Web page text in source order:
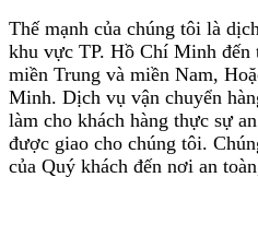
Thế mạnh của chúng tôi là
khu vực TP. Hồ Chí Minh đến
miền Trung và miền Nam,
Minh. Dịch vụ vận chuyển
làm cho khách hàng thực sự
được giao cho chúng tôi.
của Quý khách đến nơi an